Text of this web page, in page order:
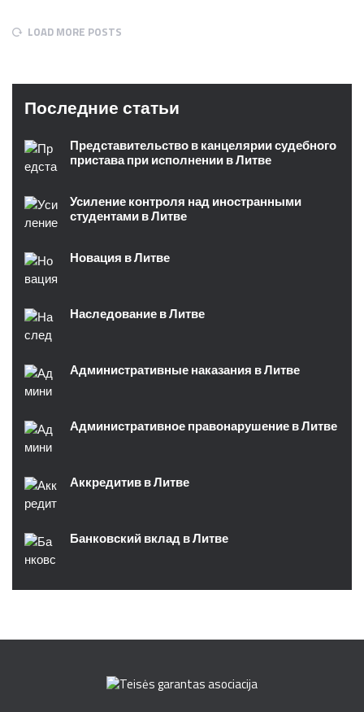
LOAD MORE POSTS
Последние статьи
Представительство в канцелярии судебного
пристава при исполнении в Литве
Усиление контроля над иностранными
студентами в Литве
Новация в Литве
Наследование в Литве
Административные наказания в Литве
Административное правонарушение в Литве
Аккредитив в Литве
Банковский вклад в Литве